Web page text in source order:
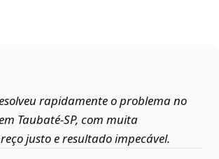
rapidamente o problema no
Taubaté‑SP, com muita
justo e resultado impecável.